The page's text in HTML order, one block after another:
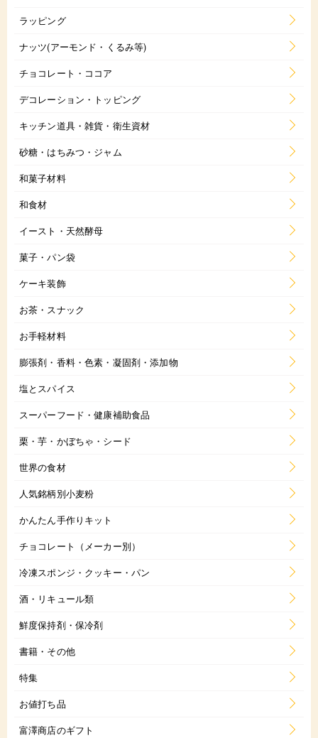
ラッピング
ナッツ(アーモンド・くるみ等)
チョコレート・ココア
デコレーション・トッピング
キッチン道具・雑貨・衛生資材
砂糖・はちみつ・ジャム
和菓子材料
和食材
イースト・天然酵母
菓子・パン袋
ケーキ装飾
お茶・スナック
お手軽材料
膨張剤・香料・色素・凝固剤・添加物
塩とスパイス
スーパーフード・健康補助食品
栗・芋・かぼちゃ・シード
世界の食材
人気銘柄別小麦粉
かんたん手作りキット
チョコレート（メーカー別）
冷凍スポンジ・クッキー・パン
酒・リキュール類
鮮度保持剤・保冷剤
書籍・その他
特集
お値打ち品
富澤商店のギフト